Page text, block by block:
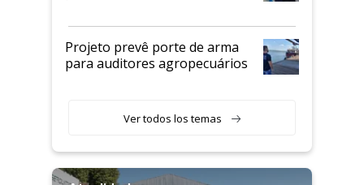
Projeto prevê porte de arma
para auditores agropecuários
Ver todos los temas